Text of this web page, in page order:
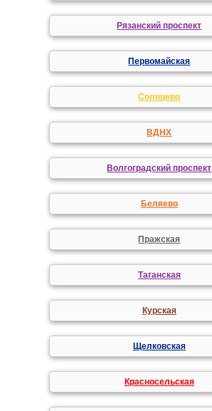
Рязанский проспект
Первомайская
Солнцево
ВДНХ
Волгоградский проспект
Беляево
Пражская
Таганская
Курская
Щелковская
Красносельская